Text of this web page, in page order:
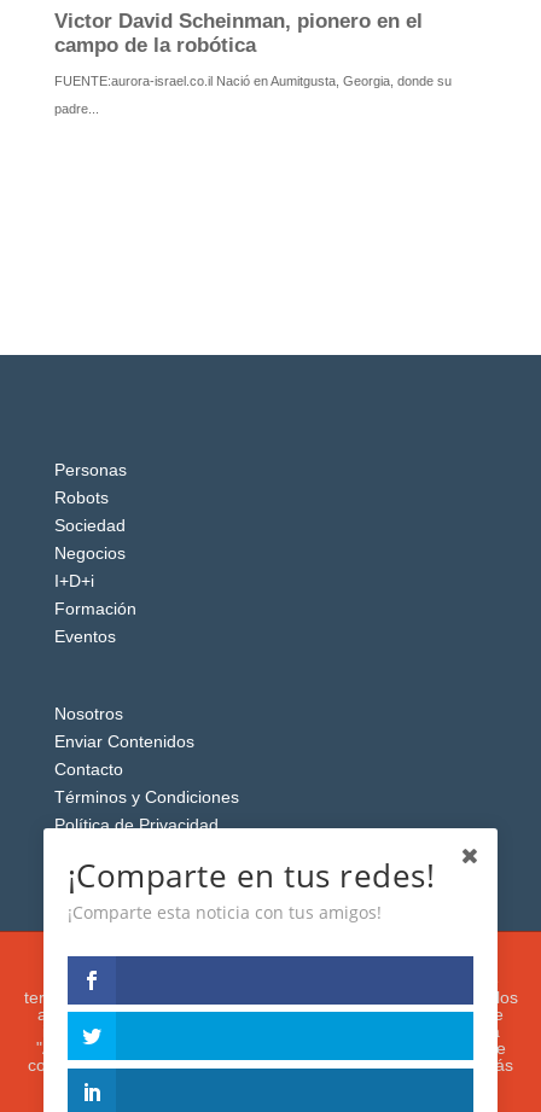
Personas
Robots
Sociedad
Negocios
I+D+i
Formación
Eventos
Nosotros
Enviar Contenidos
Contacto
Términos y Condiciones
Política de Privacidad
Esta web usa cookies analíticas y publicitarias (propias y de
terceros) para analizar el tráfico y personalizar el contenido y los
anuncios que le mostremos de acuerdo con su navegación e
intereses, buscando así mejorar su experiencia. Si presiona
"Aceptar" o continúa navegando, acepta su utilización. Puede
configurar o rechazar su uso presionando "Configuración". Más
¡Comparte en tus redes!
¡Comparte esta noticia con tus amigos!